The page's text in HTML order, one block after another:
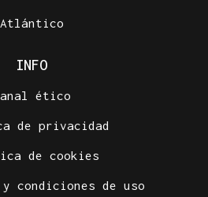
Atlántico
INFO
ético
de privacidad
de cookies
condiciones de uso